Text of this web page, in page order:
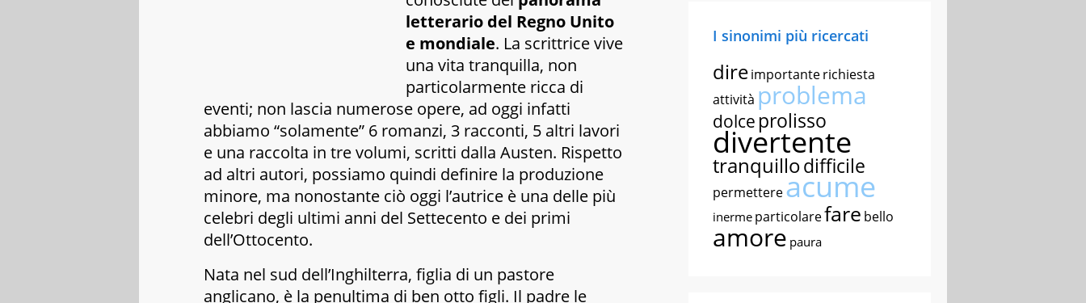
letterario del Regno Unito
e mondiale. La scrittrice vive
una vita tranquilla, non
particolarmente ricca di
eventi; non lascia numerose opere, ad oggi infatti
abbiamo “solamente” 6 romanzi, 3 racconti, 5 altri lavori
e una raccolta in tre volumi, scritti dalla Austen. Rispetto
ad altri autori, possiamo quindi definire la produzione
minore, ma nonostante ciò oggi l’autrice è una delle più
celebri degli ultimi anni del Settecento e dei primi
dell’Ottocento.
Nata nel sud dell’Inghilterra, figlia di un pastore
anglicano, è la penultima di ben otto figli. Il padre le
I sinonimi più ricercati
direimportanterichiesta
attività problema
dolce prolisso
divertente
tranquillodifficile
permettereacume
inerme particolarefare bello
amore paura